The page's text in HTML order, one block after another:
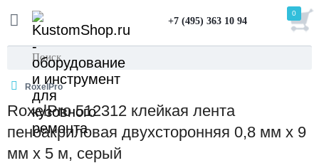
+7 (495) 363 10 94
0
RoxelPro
RoxelPro 512312 клейкая лента
пеноакриловая двухсторонняя 0,8 мм х 9
мм х 5 м, серый